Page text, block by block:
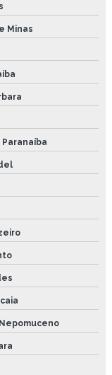
Minas
Paranaíba